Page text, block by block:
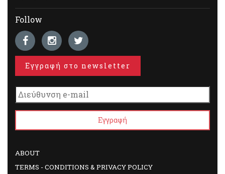
Follow
Εγγραφή στο newsletter
ABOUT
TERMS - CONDITIONS & PRIVACY POLICY